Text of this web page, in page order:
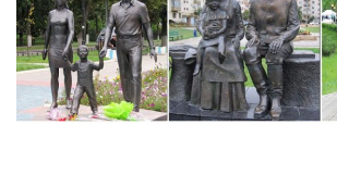
Год Собаки Новинки ПечатиВ ГМИИ им.
проходит выставка бронзы и лаков Музея
«Древний Китай: ритуал и музыка».
Купить бронзовую статуэтку собаки на
Бронзовая статуэтка "Собака" (в